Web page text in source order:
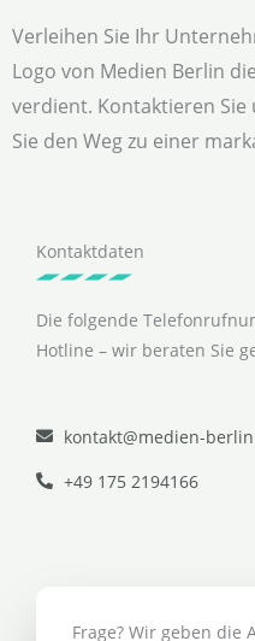
Verleihen Sie Ihr
Logo von Medien Berlin
verdient. Kontaktieren
Sie den Weg zu einer
Kontaktdaten
Die folgende
Hotline – wir beraten Sie
kontakt@medien-
+49 175 2194166
Frage? Wir geben die